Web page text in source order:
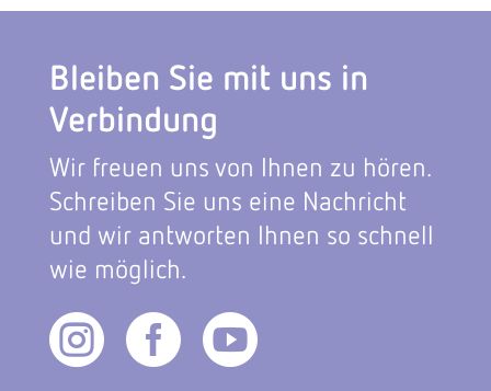
Bleiben Sie mit uns in
Verbindung
Wir freuen uns von Ihnen zu hören.
Schreiben Sie uns eine Nachricht
und wir antworten Ihnen so schnell
wie möglich.
  